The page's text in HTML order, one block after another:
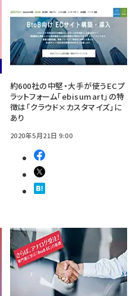
約600社の中堅・大手が使うECプ
ラットフォーム「ebisumart」の特
徴は「クラウド×カスタマイズ」に
あり
2020年5月21日 9:00